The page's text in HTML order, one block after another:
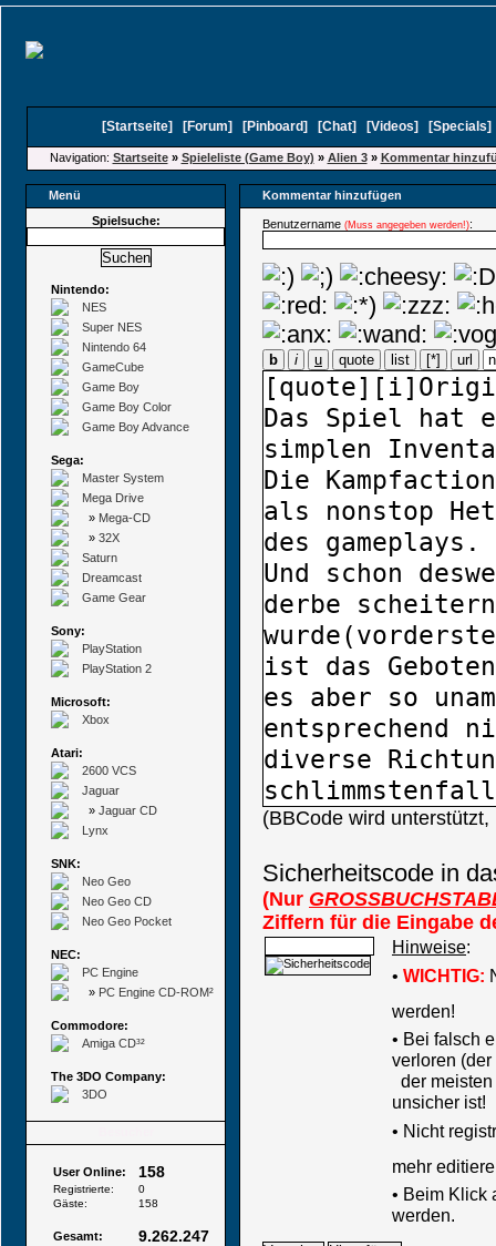
[Startseite] [Forum] [Pinboard] [Chat] [Videos] [Specials
Navigation: Startseite» Spieleliste (Game Boy) » Alien 3» Kommentar
Menü
Kommentar hinzufügen
Spielsuche:
Nintendo:
NES
Super NES
Nintendo 64
GameCube
Game Boy
Game Boy Color
Game Boy Advance
Sega:
Master System
Mega Drive
» Mega-CD
» 32X
Saturn
Dreamcast
Game Gear
Sony:
PlayStation
PlayStation 2
Microsoft:
Xbox
Atari:
2600 VCS
Jaguar
» Jaguar CD
Lynx
SNK:
Neo Geo
Neo Geo CD
Neo Geo Pocket
NEC:
PC Engine
» PC Engine CD-ROM²
Commodore:
Amiga CD³²
The 3DO Company:
3DO
User Online: 158
Registrierte:
0
Gäste:
158
Gesamt: 9.262.247
Benutzername (Muss angegeben werden!):
b i u quote list [*] url
(BBCode wird
Sicherheitscode in
(Nur
Ziffern für die Eingabe
Hinweise:
• WICHTIG:
werden!
• Bei falsch
verloren
der
unsicher ist!
• Nicht
mehr
• Beim Klick
werden.